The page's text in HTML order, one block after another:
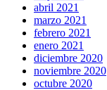
abril 2021
marzo 2021
febrero 2021
enero 2021
diciembre 2020
noviembre 2020
octubre 2020